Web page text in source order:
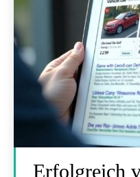
Erfolgreich